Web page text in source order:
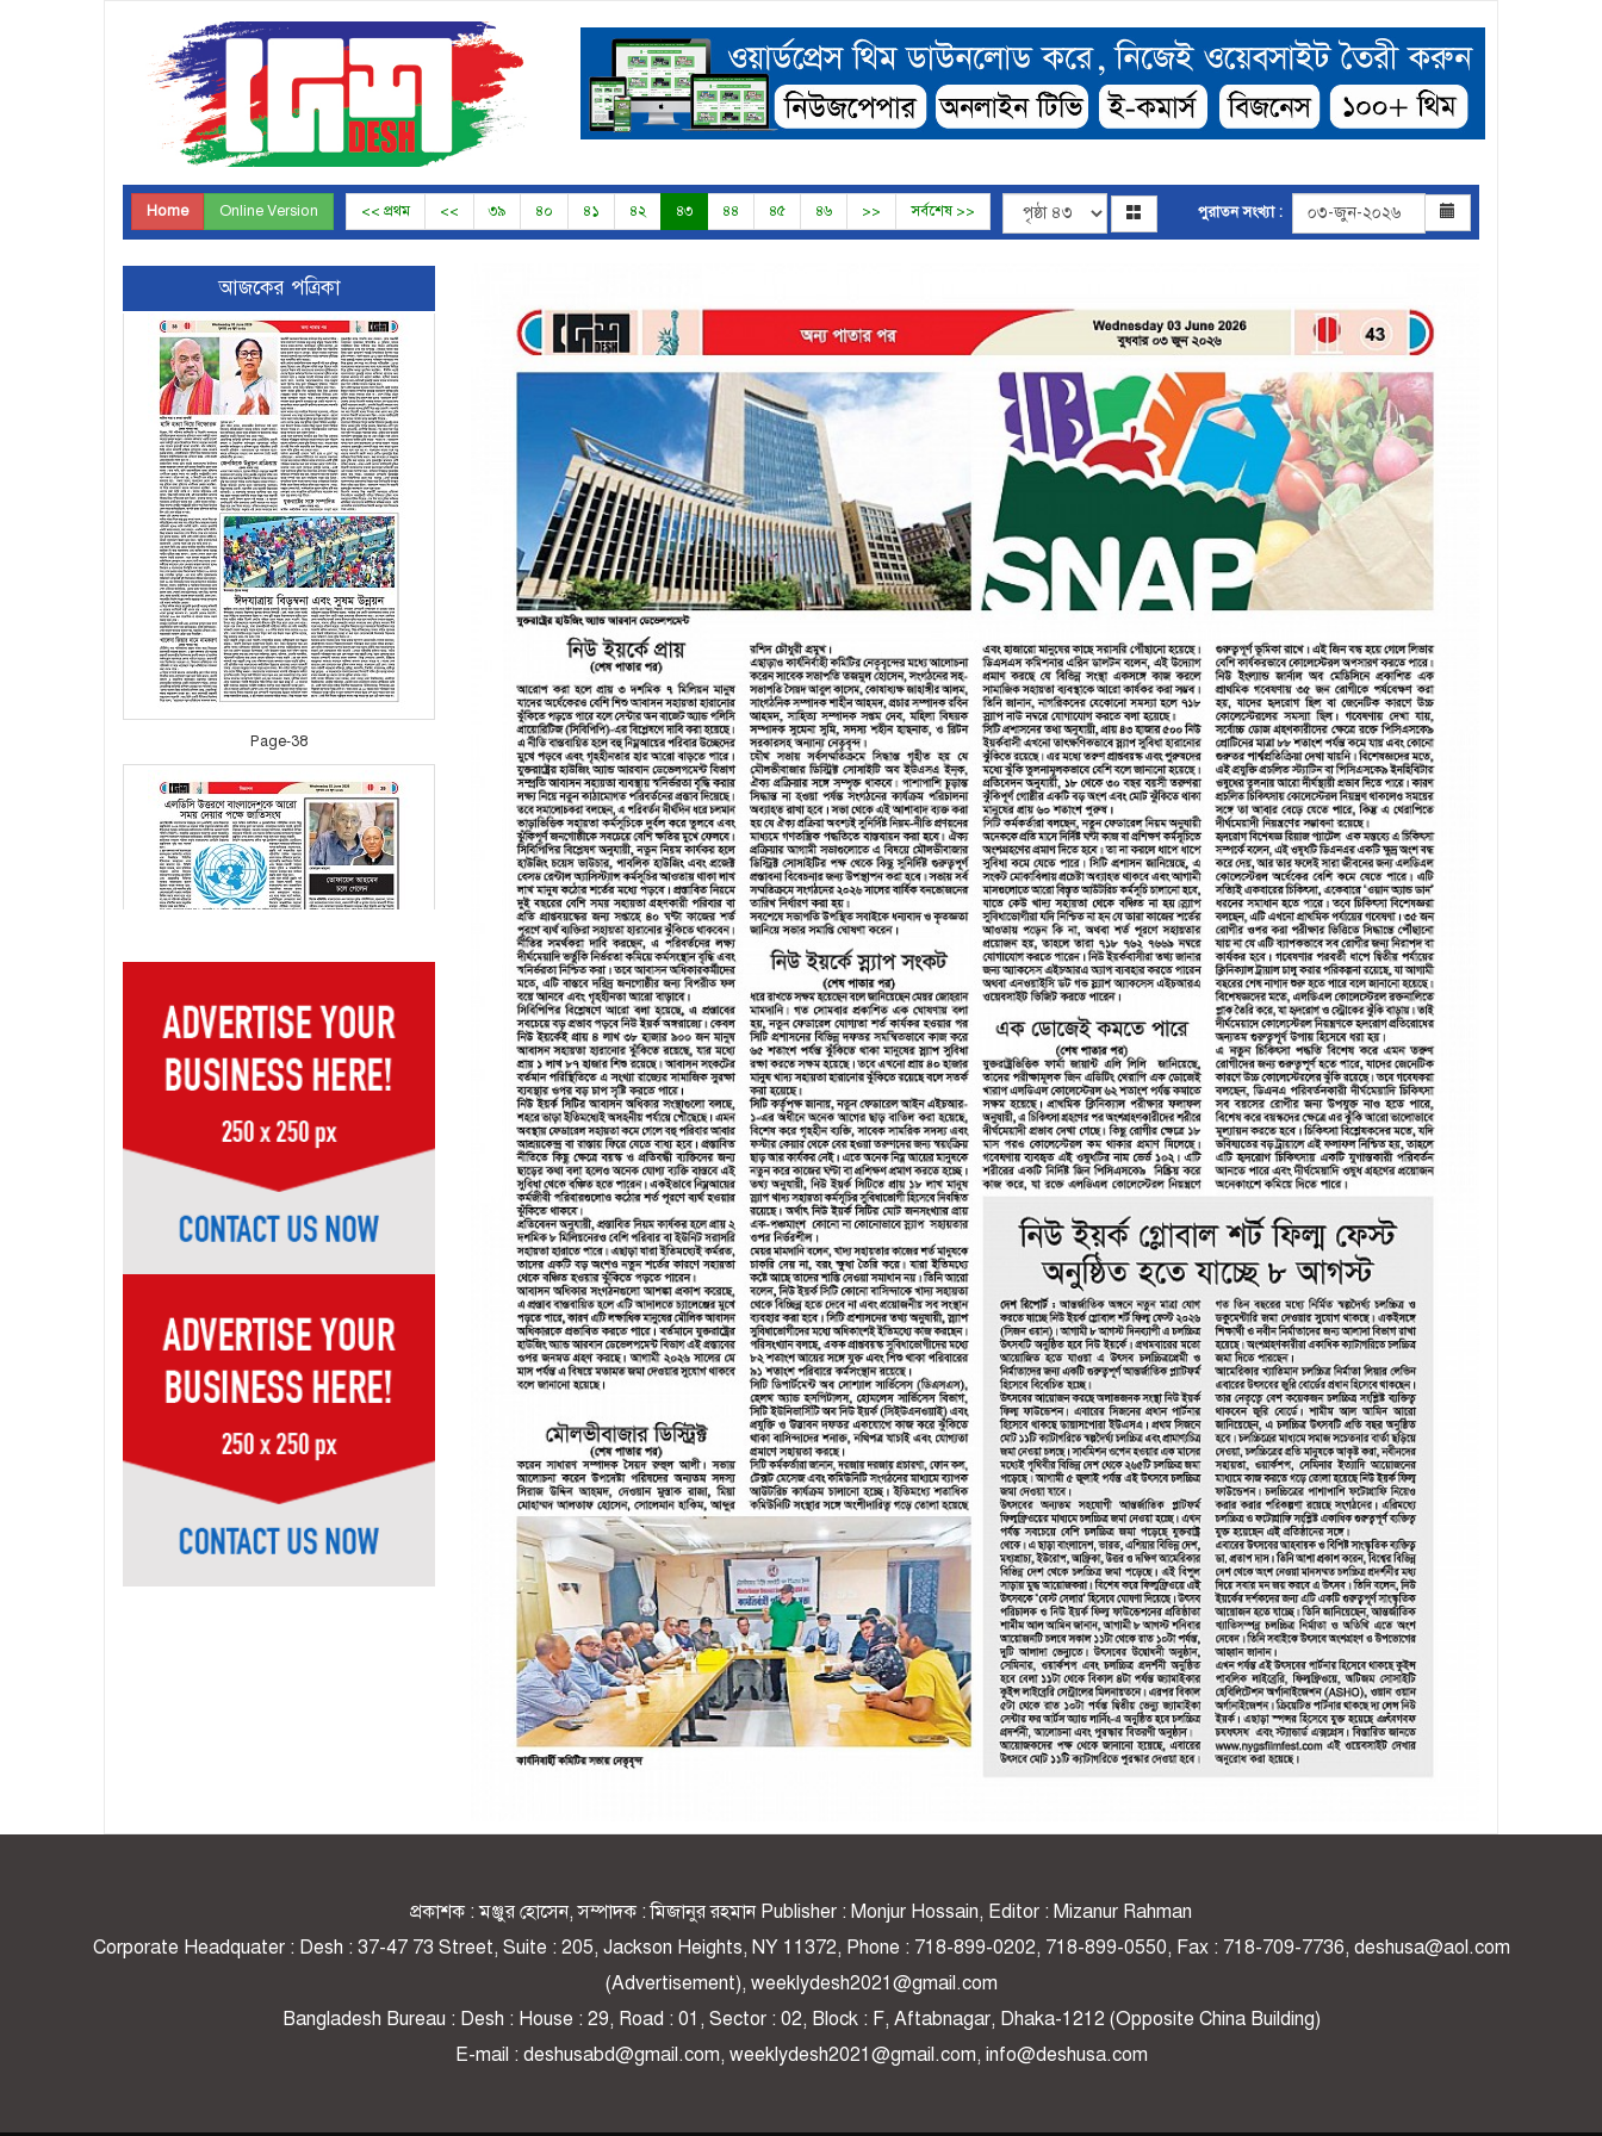
Home Online Version << প্রথম << ৩৯ ৪০ ৪১ ৪২ ৪৩ ৪৪ ৪৫ ৪৬ >> সর্বশেষ >> পুরাতন সংখ্যা :
আজকের পত্রিকা
Page-37
Page-38
প্রকাশক : মঞ্জুর হোসেন, সম্পাদক : মিজানুর রহমান Publisher : Monjur Hossain, Editor : Mizanur Rahman
Corporate Headquater : Desh : 37-47 73 Street, Suite : 205, Jackson Heights, NY 11372, Phone : 718-899-0202, 718-899-0550, Fax : 718-709-7736, deshusa@aol.com
(Advertisement), weeklydesh2021@gmail.com
Bangladesh Bureau : Desh : House : 29, Road : 01, Sector : 02, Block : F, Aftabnagar, Dhaka-1212 (Opposite China Building)
E-mail : deshusabd@gmail.com, weeklydesh2021@gmail.com, info@deshusa.com